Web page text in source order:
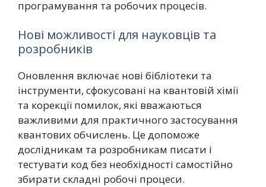
програмування та робочих процесів.
Нові можливості для науковців та
розробників
Оновлення включає нові бібліотеки та
інструменти, сфокусовані на квантовій хімії
та корекції помилок, які вважаються
важливими для практичного застосування
квантових обчислень. Це допоможе
дослідникам та розробникам писати і
тестувати код без необхідності самостійно
збирати складні робочі процеси.